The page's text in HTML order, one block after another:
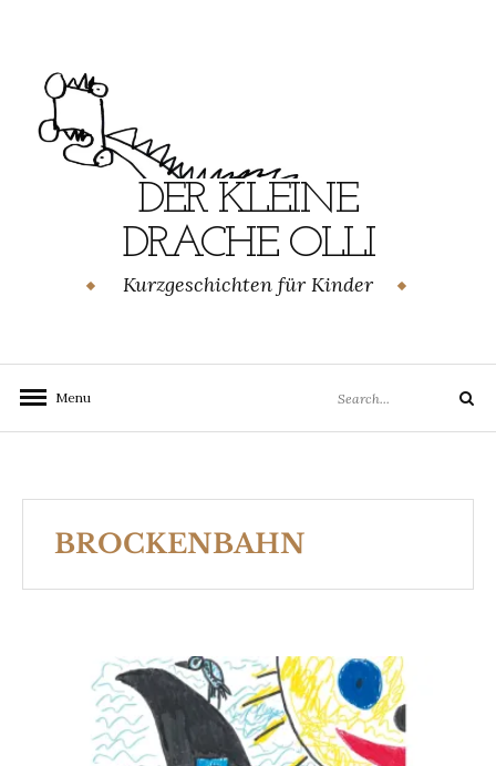
content
DER KLEINE
DRACHE OLLI
Kurzgeschichten für Kinder
Menu
for:
Search
BROCKENBAHN